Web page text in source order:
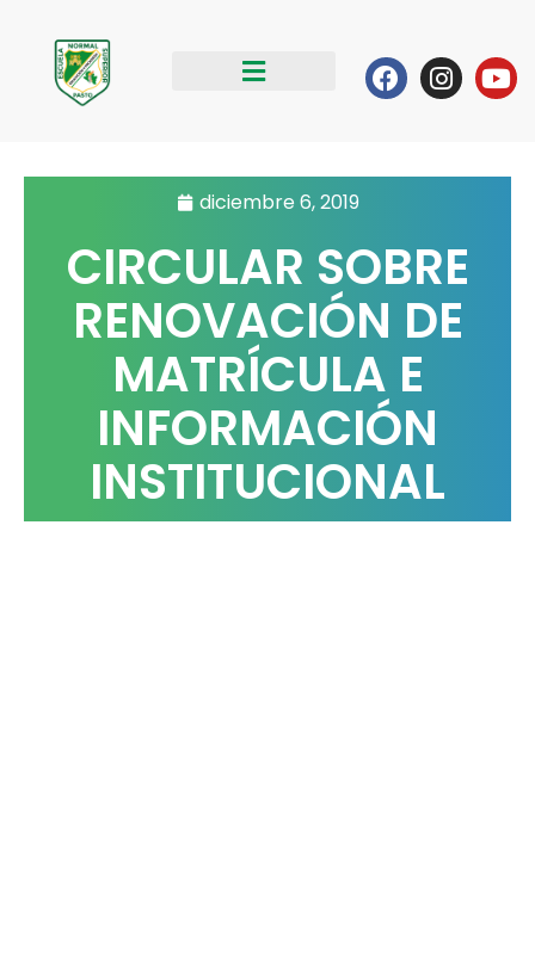
contenido
Facebook
diciembre 6, 2019
CIRCULAR SOBRE
RENOVACIÓN DE
MATRÍCULA E
INFORMACIÓN
INSTITUCIONAL